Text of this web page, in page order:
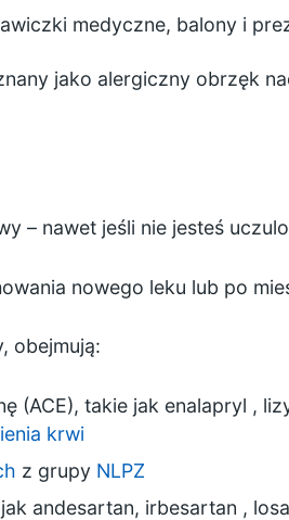
medyczne, balony i
jako alergiczny obrzęk
– nawet jeśli nie jesteś
nowego leku lub po
obejmują:
(ACE), takie jak enalapryl ,
krwi
z grupy NLPZ
andesartan, irbesartan ,